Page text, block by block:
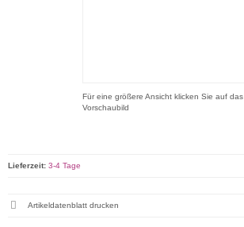
Für eine größere Ansicht klicken Sie auf das
Vorschaubild
Lieferzeit: 3-4 Tage
Artikeldatenblatt drucken